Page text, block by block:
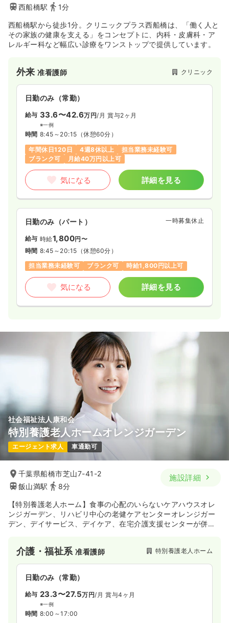
西船橋駅
1分
西船橋駅から徒歩1分。クリニックプラス西船橋は、「働く人と
その家族の健康を支える」をコンセプトに、内科・皮膚科・ア
レルギー科など幅広い診療をワンストップで提供しています。
外来准看護師 クリニック
日勤のみ（常勤）
給与 33.6〜42.6万円/月 賞与2ヶ月
※一例
時間 8:45～20:15 （休憩60分）
年間休日120日
4週8休以上
担当業務未経験可
ブランク可
月給40万円以上可
気になる 詳細を見る
日勤のみ（パート） 一時募集休止
給与 時給1,800円〜
時間 8:45～20:15 （休憩60分）
担当業務未経験可
ブランク可 時給1,800円以上可
気になる 詳細を見る
社会福祉法人康和会
特別養護老人ホームオレンジガーデン
エージェント求人 車通勤可
千葉県船橋市芝山7-41-2
飯山満駅
8分
施設詳細
【特別養護老人ホーム】食事の心配のいらないケアハウスオレ
ンジガーデン、リハビリ中心の老健ケアセンターオレンジガー
デン、デイサービス、デイケア、在宅介護支援センターが併設
介護・福祉系准看護師 特別養護老人ホーム
日勤のみ（常勤）
給与 23.3〜27.5万円/月 賞与4ヶ月
※一例
時間 8:00～17:00